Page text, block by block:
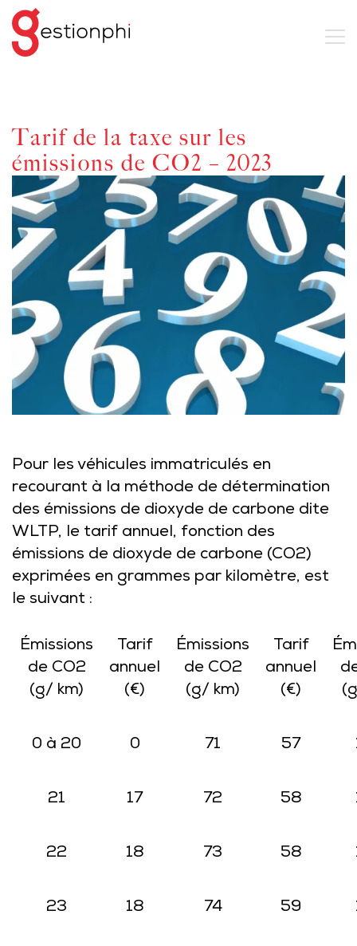
Tarif de la taxe sur les
émissions de CO2 – 2023
Pour les véhicules immatriculés en
recourant à la méthode de détermination
des émissions de dioxyde de carbone dite
WLTP, le tarif annuel, fonction des
émissions de dioxyde de carbone (CO2)
exprimées en grammes par kilomètre, est
le suivant :
Émissions
de CO2
(g/ km)
Tarif
annuel
(€)
Émissions
de CO2
(g/ km)
Tarif
annuel
(€)
0 à 20 0 71 57
21 17 72 58
22 18 73 58
23 18 74 59